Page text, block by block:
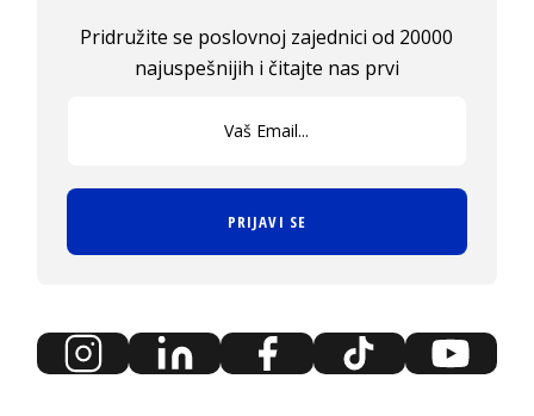
Pridružite se poslovnoj zajednici od 20000
najuspešnijih i čitajte nas prvi
PRIJAVI SE